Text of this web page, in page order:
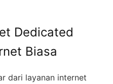
Dedicated
Biasa
dari layanan internet